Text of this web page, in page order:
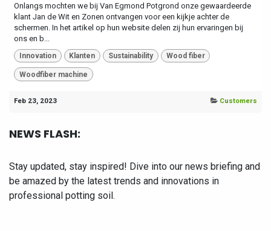
Onlangs mochten we bij Van Egmond Potgrond onze gewaardeerde
klant Jan de Wit en Zonen ontvangen voor een kijkje achter de
schermen. In het artikel op hun website delen zij hun ervaringen bij
ons en b...
Innovation Klanten Sustainability Wood fiber
Woodfiber machine
Feb 23, 2023 Customers
NEWS FLASH:
Stay updated, stay inspired! Dive into our news briefing and
be amazed by the latest trends and innovations in
professional potting soil.